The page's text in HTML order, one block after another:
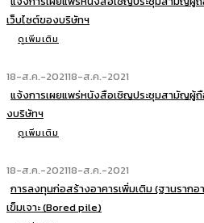
เว็บไซต์ของบริษัทฯ
ดูเพิ่มเติม
18-ส.ค.-202118-ส.ค.-2021
แจ้งการเผยแพร่หนังสือเชิญประชุมสามัญผู้ถื
งบริษัทฯ
ดูเพิ่มเติม
18-ส.ค.-202118-ส.ค.-2021
การลงทุนก่อสร้างอาคารเพิ่มเติม (ฐานรากอ
เข็มเจาะ (Bored pile)